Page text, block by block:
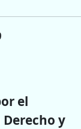
el
y